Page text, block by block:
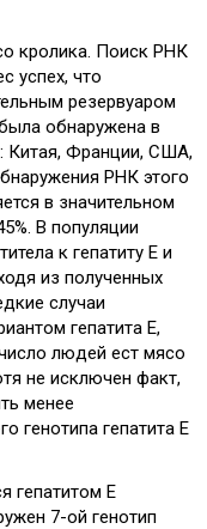
кролика. Поиск РНК
успех, что
резервуаром
обнаружена в
Китая, Франции, США,
РНК этого
в значительном
В популяции
к гепатиту Е и
из полученных
случаи
гепатита Е,
людей ест мясо
не исключен факт,
менее
генотипа гепатита Е
гепатитом Е
7-ой генотип